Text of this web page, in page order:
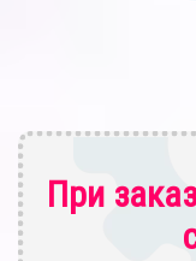
При